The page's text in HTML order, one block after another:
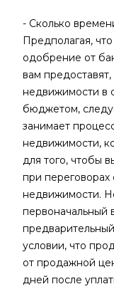
- Сколько
Предполагая,
одобрение от
вам
недвижимости в
бюджетом,
занимает
недвижимости,
для того, чтобы
при
недвижимости.
первоначальный
условии, что
от продажной
дней после